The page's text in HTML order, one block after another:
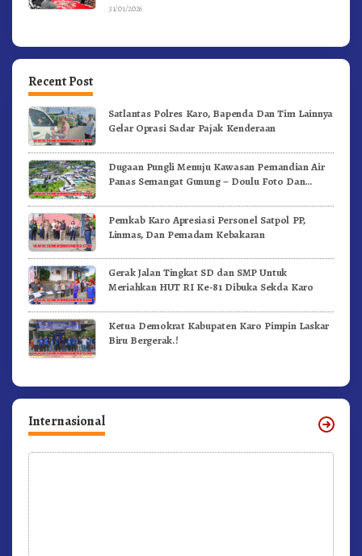
31/01/2026
Recent Post
Satlantas Polres Karo, Bapenda Dan Tim Lainnya
Gelar Oprasi Sadar Pajak Kenderaan
Dugaan Pungli Menuju Kawasan Pemandian Air
Panas Semangat Gunung – Doulu Foto Dan
Pemkab Karo Apresiasi Personel Satpol PP,
Linmas, Dan Pemadam Kebakaran
Gerak Jalan Tingkat SD dan SMP Untuk
Meriahkan HUT RI Ke-81 Dibuka Sekda Karo
Ketua Demokrat Kabupaten Karo Pimpin Laskar
Biru Bergerak.!
Internasional